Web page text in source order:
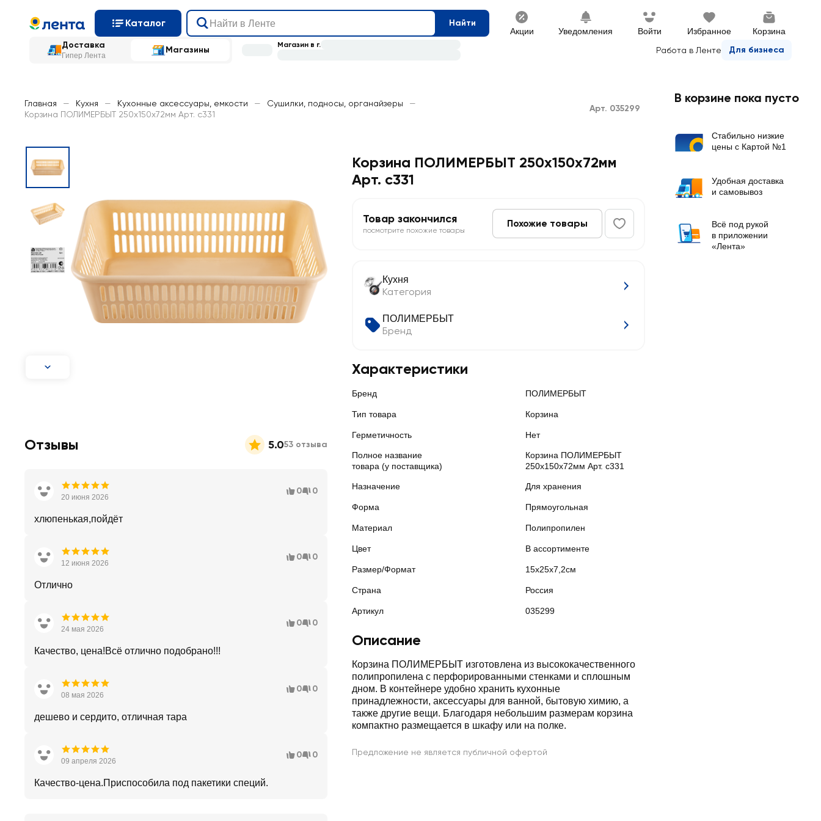
Каталог Найти
Акции Уведомления Войти Избранное Корзина
Доставка
Гипер Лента
Магазины Работа в Ленте Для бизнеса
Магазин в г.
Главная — Кухня — Кухонные аксессуары, емкости — Сушилки, подносы, органайзеры
—
Корзина ПОЛИМЕРБЫТ 250x150x72мм Арт. с331
Арт. 035299
Корзина ПОЛИМЕРБЫТ 250x150x72мм
Арт. с331
Товар закончился
посмотрите похожие товары
Похожие товары
Кухня
Категория
ПОЛИМЕРБЫТ
Бренд
Характеристики
Бренд ПОЛИМЕРБЫТ
Тип товара Корзина
Герметичность Нет
Полное название
товара (у поставщика)
Корзина ПОЛИМЕРБЫТ
250x150x72мм Арт. с331
Назначение Для хранения
Форма Прямоугольная
Материал Полипропилен
Цвет В ассортименте
Размер/Формат 15х25х7,2см
Страна Россия
Артикул 035299
Описание
Корзина ПОЛИМЕРБЫТ изготовлена из высококачественного
полипропилена с перфорированными стенками и сплошным
дном. В контейнере удобно хранить кухонные
принадлежности, аксессуары для ванной, бытовую химию, а
также другие вещи. Благодаря небольшим размерам корзина
компактно размещается в шкафу или на полке.
Предложение не является публичной офертой
Отзывы 5.053 отзыва
20 июня 2026
0 0
хлюпенькая,пойдёт
12 июня 2026
0 0
Отлично
24 мая 2026
0 0
Качество, цена!Всё отлично подобрано!!!
08 мая 2026
0 0
дешево и сердито, отличная тара
09 апреля 2026
0 0
Качество-цена.Приспособила под пакетики специй.
В корзине пока пусто
Стабильно низкие
цены с Картой №1
Удобная доставка
и самовывоз
Всё под рукой
в приложении
«Лента»